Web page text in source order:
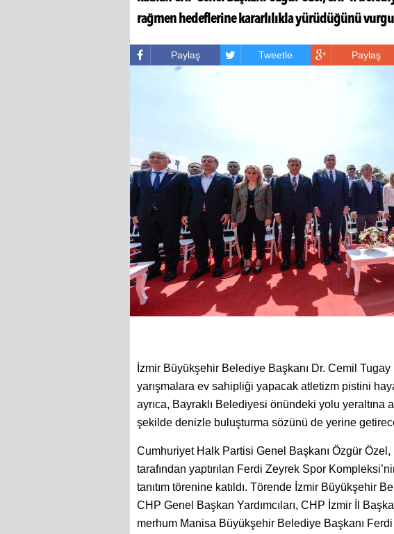
rağmen hedeflerine kararlılıkla yürüdüğünü
Paylaş Tweetle Paylaş
İzmir Büyükşehir Belediye Başkanı Dr. Cemil Tugay
yarışmalara ev sahipliği yapacak atletizm pistini
ayrıca, Bayraklı Belediyesi önündeki yolu
şekilde denizle buluşturma sözünü de yerine
Cumhuriyet Halk Partisi Genel Başkanı Özgür Özel,
tarafından yaptırılan Ferdi Zeyrek Spor
tanıtım törenine katıldı. Törende İzmir Büyükşehir
CHP Genel Başkan Yardımcıları, CHP İzmir İl
merhum Manisa Büyükşehir Belediye Başkanı